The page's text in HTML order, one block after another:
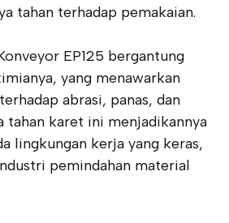
tahan terhadap pemakaian.
EP125 bergantung
yang menawarkan
abrasi, panas, dan
tahan karet ini menjadikannya
lingkungan kerja yang keras,
pemindahan material